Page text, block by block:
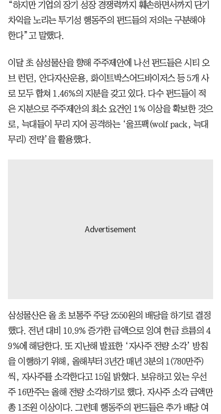
“하지만 기업의 장기 성장 경쟁력까지 훼손하면서까지 단기
차익을 노리는 투기성 행동주의 펀드들의 저의는 구분해야
한다”고 말했다.
이달 초 삼성물산을 향해 주주제안에 나선 펀드들은 시티 오
브 런던, 안다자산운용, 화이트박스어드바이저스 등 5개 사
로 모두 합쳐 1.46%의 지분을 갖고 있다. 다수 펀드들이 적
은 지분으로 주주제안의 최소 요건인 1% 이상을 확보한 것으
로, 늑대들이 무리 지어 공격하는 ‘울프팩(wolf pack, 늑대
무리) 전략’을 활용했다.
삼성물산은 올 초 보통주 주당 2550원의 배당을 하기로 결정
했다. 전년 대비 10.9% 증가한 금액으로 잉여 현금 흐름의 4
9%에 해당한다. 또 지난해 발표한 ‘자사주 전량 소각’ 방침
을 이행하기 위해, 올해부터 3년간 매년 3분의 1(780만주)
씩, 자사주를 소각한다고 15일 밝혔다. 보유하고 있는 우선
주 16만주는 올해 전량 소각하기로 했다. 자사주 소각 금액만
총 1조원 이상이다. 그런데 행동주의 펀드들은 추가 배당 여